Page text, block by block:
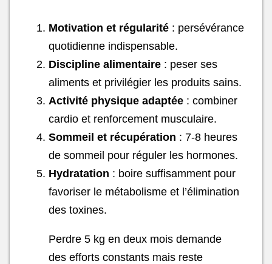
Motivation et régularité : persévérance
quotidienne indispensable.
Discipline alimentaire : peser ses
aliments et privilégier les produits sains.
Activité physique adaptée : combiner
cardio et renforcement musculaire.
Sommeil et récupération : 7-8 heures
de sommeil pour réguler les hormones.
Hydratation : boire suffisamment pour
favoriser le métabolisme et l’élimination
des toxines.
Perdre 5 kg en deux mois demande
des efforts constants mais reste